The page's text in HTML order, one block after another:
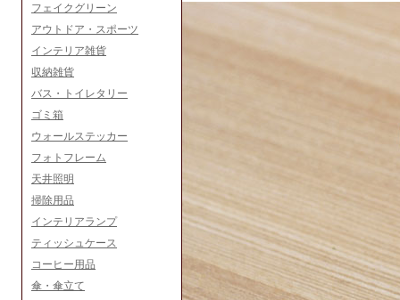
フェイクグリーン
アウトドア・スポーツ
インテリア雑貨
収納雑貨
バス・トイレタリー
ゴミ箱
ウォールステッカー
フォトフレーム
天井照明
掃除用品
インテリアランプ
ティッシュケース
コーヒー用品
傘・傘立て